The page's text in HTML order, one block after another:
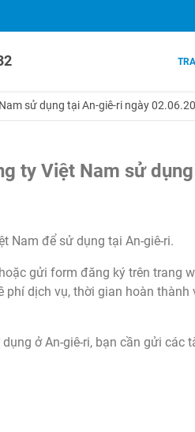
sử dụng tại An-giê-ri ngày
ty Việt Nam sử
Nam để sử dụng tại An-giê-ri.
gửi form đăng ký trên trang
phí dịch vụ, thời gian hoàn thành
ở An-giê-ri, bạn cần gửi các